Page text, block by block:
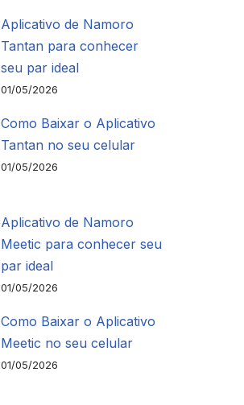
Aplicativo de Namoro
Tantan para conhecer
seu par ideal
01/05/2026
Como Baixar o Aplicativo
Tantan no seu celular
01/05/2026
Aplicativo de Namoro
Meetic para conhecer seu
par ideal
01/05/2026
Como Baixar o Aplicativo
Meetic no seu celular
01/05/2026